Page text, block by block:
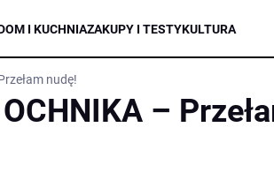
I KUCHNIAZAKUPY I TESTYKULTURA
nudę!
–